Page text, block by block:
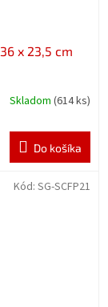
x 23,5 cm
Skladom (614 ks)
Do košíka
Kód: SG-SCFP21